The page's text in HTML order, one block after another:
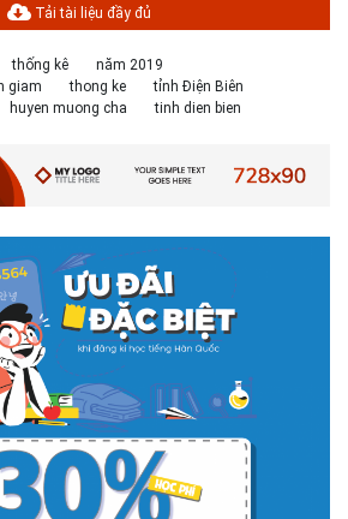
Tải tài liệu đầy đủ
thống kê
năm 2019
giam thong ke
tỉnh Điện Biên
huyen muong cha tinh dien bien
kỹ thuật hạ tầng và môi trường đô thị
học 2025 Khoa kỹ thuật hạ tầng và môi trường
Hà Nội Tuyển sinh đại học với 280 chỉ tiêu, thời
- TƯ VẤN TUYỂN SINH ĐẠI HỌC
KIẾN TRÚC NĂM...